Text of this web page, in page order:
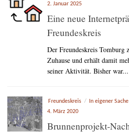
2. Januar 2025
Eine neue
Freundeskreis
Der Freundeskreis Tomburg
Zuhause und erhält damit
seiner Aktivität. Bisher war...
Freundeskreis /
In eigener Sache
4. März 2020
Brunnenprojekt-